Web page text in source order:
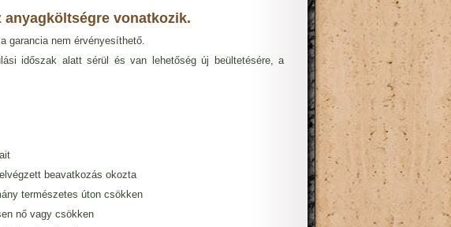
anyagköltségre vonatkozik.
garancia nem érvényesíthető.
időszak alatt sérül és van lehetőség új beültetésére, a
beavatkozás okozta
természetes úton csökken
nő vagy csökken